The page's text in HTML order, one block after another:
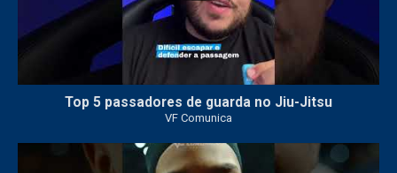
Top 5 passadores de guarda no Jiu-Jitsu
VF Comunica